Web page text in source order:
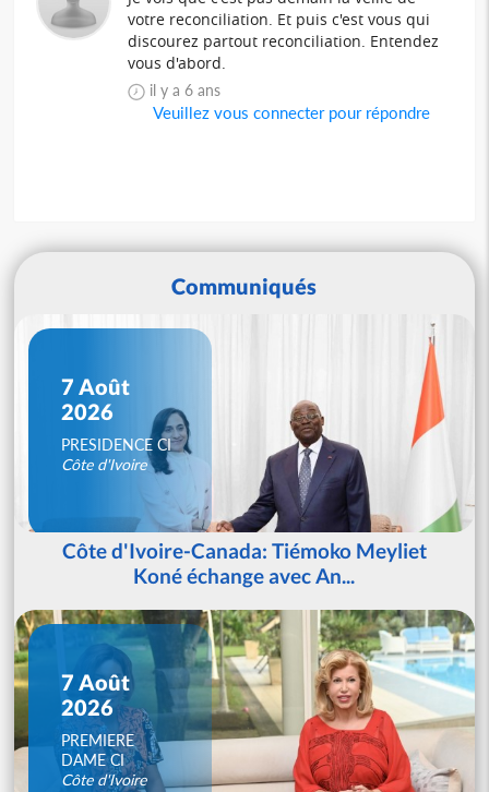
votre reconciliation. Et puis c'est vous qui
discourez partout reconciliation. Entendez
vous d'abord.
il y a 6 ans
Veuillez vous connecter pour répondre
Communiqués
7 Août
2026
PRESIDENCE CI
Côte d'Ivoire
Côte d'Ivoire-Canada: Tiémoko Meyliet
Koné échange avec An...
7 Août
2026
PREMIERE
DAME CI
Côte d'Ivoire